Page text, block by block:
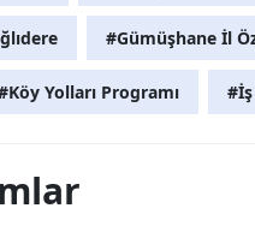
#Gümüşhane İl
Yolları Programı